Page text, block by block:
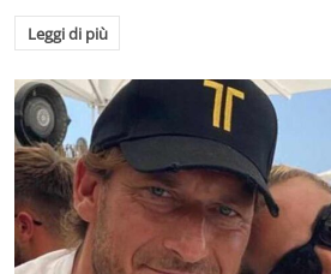
Leggi di più